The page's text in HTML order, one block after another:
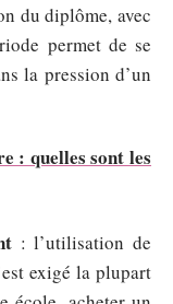
du diplôme, avec
permet de se
la pression d’un
: quelles sont les
: l’utilisation de
exigé la plupart